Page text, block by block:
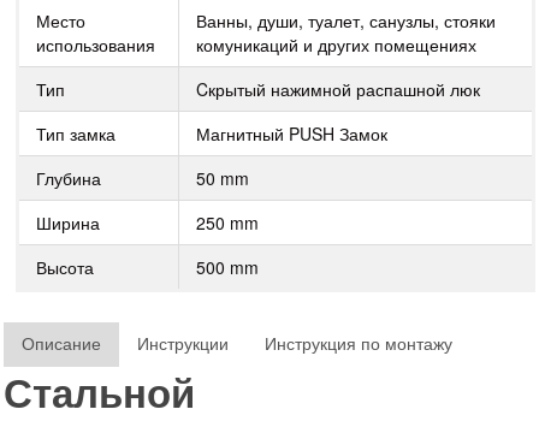
Место
использования
Ванны, души, туалет, санузлы, стояки
комуникаций и других помещениях
Тип
Cкрытый нажимной распашной люк
Тип замка
Магнитный PUSH Замок
Глубина
50 mm
Ширина
250 mm
Высота
500 mm
Описание Инструкции Инструкция по монтажу
Стальной